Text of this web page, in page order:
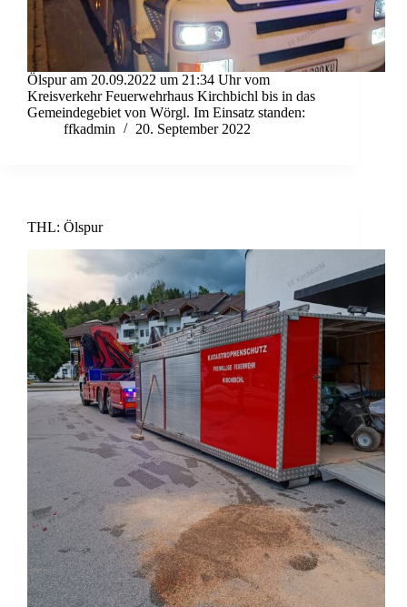
Ölspur am 20.09.2022 um 21:34 Uhr vom
Kreisverkehr Feuerwehrhaus Kirchbichl bis in das
Gemeindegebiet von Wörgl. Im Einsatz standen:
ffkadmin
20. September 2022
THL: Ölspur